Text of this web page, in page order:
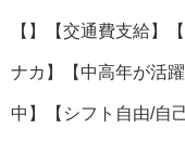
【】【交通費支給】
ナカ】【中高年が活
中】【シフト自由/自